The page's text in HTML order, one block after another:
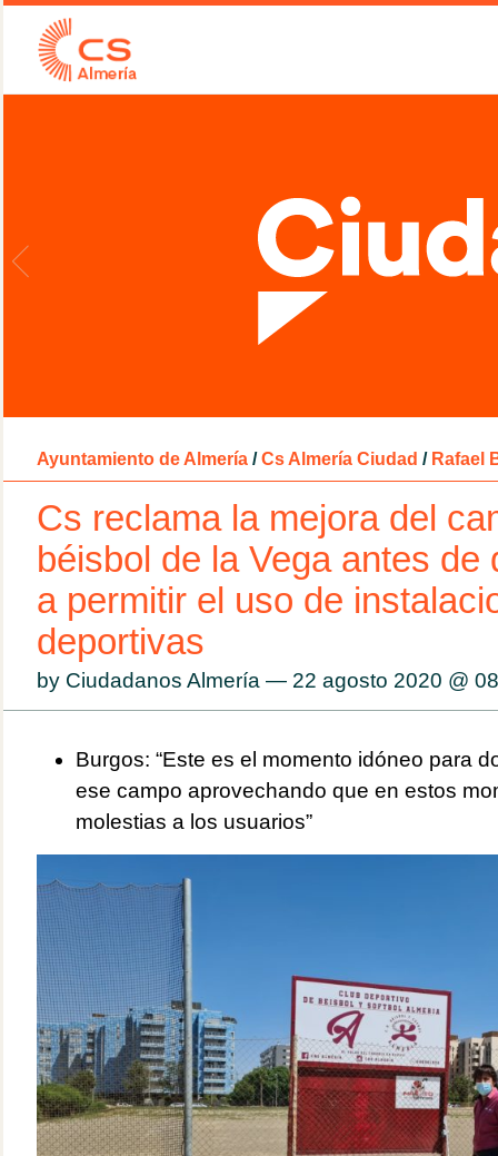
Ayuntamiento de Almería / Cs Almería Ciudad / Rafael
Cs reclama la mejora del
béisbol de la Vega antes de
a permitir el uso de
deportivas
by Ciudadanos Almería — 22 agosto 2020 @
Burgos: “Este es el momento idóneo para
ese campo aprovechando que en estos
molestias a los usuarios”